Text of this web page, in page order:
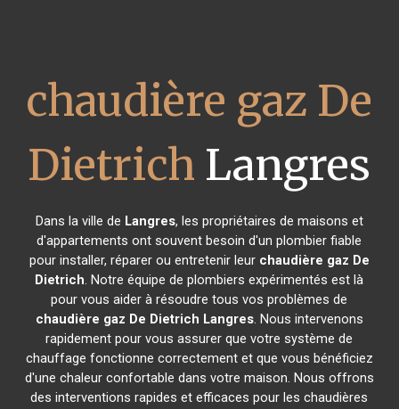
chaudière gaz De
Dietrich Langres
Dans la ville de Langres, les propriétaires de maisons et
d'appartements ont souvent besoin d'un plombier fiable
pour installer, réparer ou entretenir leur chaudière gaz De
Dietrich. Notre équipe de plombiers expérimentés est là
pour vous aider à résoudre tous vos problèmes de
chaudière gaz De Dietrich Langres. Nous intervenons
rapidement pour vous assurer que votre système de
chauffage fonctionne correctement et que vous bénéficiez
d'une chaleur confortable dans votre maison. Nous offrons
des interventions rapides et efficaces pour les chaudières